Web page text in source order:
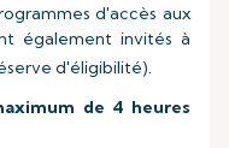
d'accès aux
également invités à
d'éligibilité).
de 4 heures